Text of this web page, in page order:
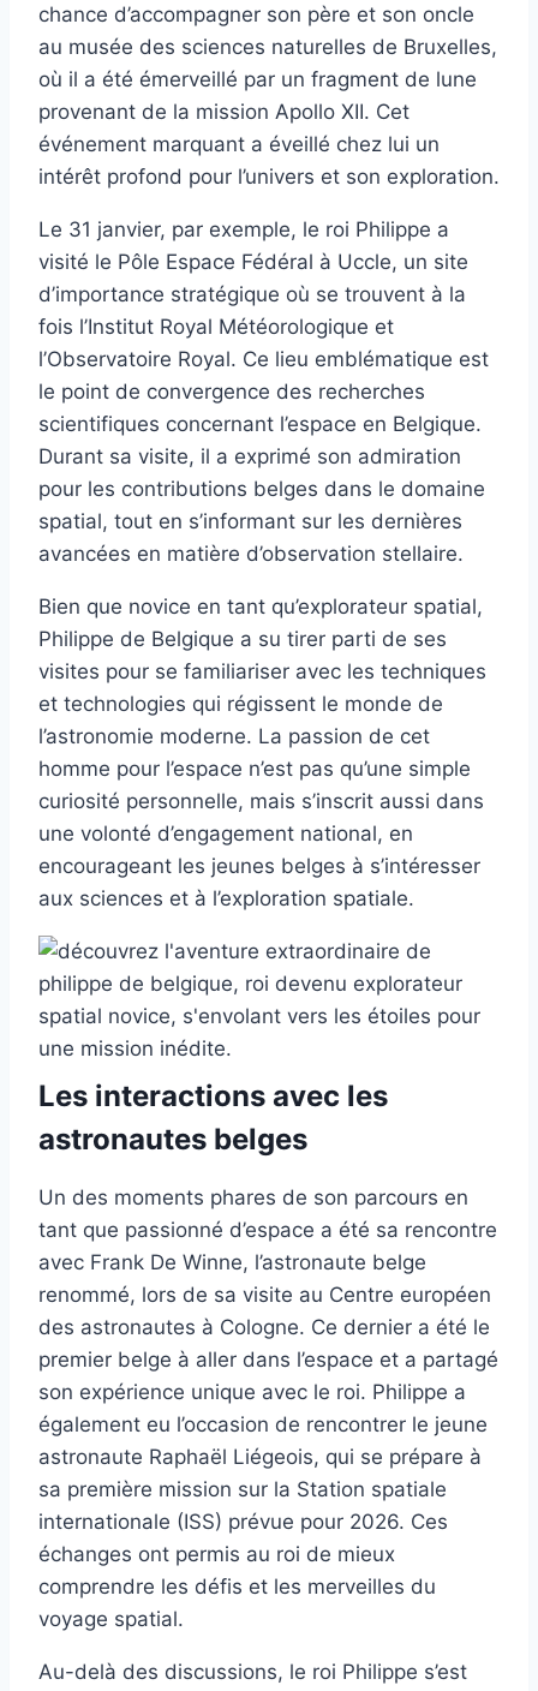
chance d’accompagner son père et son oncle
au musée des sciences naturelles de Bruxelles,
où il a été émerveillé par un fragment de lune
provenant de la mission Apollo XII. Cet
événement marquant a éveillé chez lui un
intérêt profond pour l’univers et son exploration.
Le 31 janvier, par exemple, le roi Philippe a
visité le Pôle Espace Fédéral à Uccle, un site
d’importance stratégique où se trouvent à la
fois l’Institut Royal Météorologique et
l’Observatoire Royal. Ce lieu emblématique est
le point de convergence des recherches
scientifiques concernant l’espace en Belgique.
Durant sa visite, il a exprimé son admiration
pour les contributions belges dans le domaine
spatial, tout en s’informant sur les dernières
avancées en matière d’observation stellaire.
Bien que novice en tant qu’explorateur spatial,
Philippe de Belgique a su tirer parti de ses
visites pour se familiariser avec les techniques
et technologies qui régissent le monde de
l’astronomie moderne. La passion de cet
homme pour l’espace n’est pas qu’une simple
curiosité personnelle, mais s’inscrit aussi dans
une volonté d’engagement national, en
encourageant les jeunes belges à s’intéresser
aux sciences et à l’exploration spatiale.
Les interactions avec les
astronautes belges
Un des moments phares de son parcours en
tant que passionné d’espace a été sa rencontre
avec Frank De Winne, l’astronaute belge
renommé, lors de sa visite au Centre européen
des astronautes à Cologne. Ce dernier a été le
premier belge à aller dans l’espace et a partagé
son expérience unique avec le roi. Philippe a
également eu l’occasion de rencontrer le jeune
astronaute Raphaël Liégeois, qui se prépare à
sa première mission sur la Station spatiale
internationale (ISS) prévue pour 2026. Ces
échanges ont permis au roi de mieux
comprendre les défis et les merveilles du
voyage spatial.
Au-delà des discussions, le roi Philippe s’est